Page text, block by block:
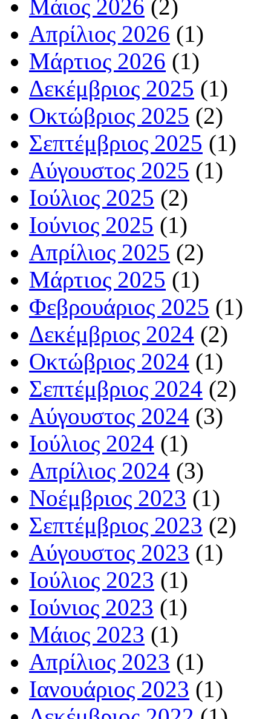
Μάιος 2026 (2)
Απρίλιος 2026 (1)
Μάρτιος 2026 (1)
Δεκέμβριος 2025 (1)
Οκτώβριος 2025 (2)
Σεπτέμβριος 2025 (1)
Αύγουστος 2025 (1)
Ιούλιος 2025 (2)
Ιούνιος 2025 (1)
Απρίλιος 2025 (2)
Μάρτιος 2025 (1)
Φεβρουάριος 2025 (1)
Δεκέμβριος 2024 (2)
Οκτώβριος 2024 (1)
Σεπτέμβριος 2024 (2)
Αύγουστος 2024 (3)
Ιούλιος 2024 (1)
Απρίλιος 2024 (3)
Νοέμβριος 2023 (1)
Σεπτέμβριος 2023 (2)
Αύγουστος 2023 (1)
Ιούλιος 2023 (1)
Ιούνιος 2023 (1)
Μάιος 2023 (1)
Απρίλιος 2023 (1)
Ιανουάριος 2023 (1)